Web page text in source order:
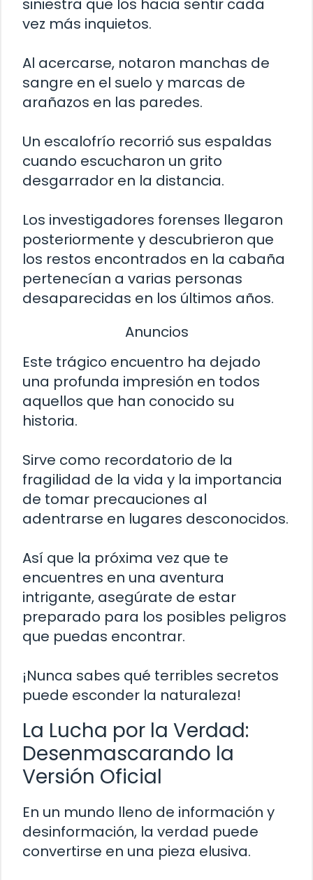
siniestra que los hacia sentir cada
vez más inquietos.
Al acercarse, notaron manchas de
sangre en el suelo y marcas de
arañazos en las paredes.
Un escalofrío recorrió sus espaldas
cuando escucharon un grito
desgarrador en la distancia.
Los investigadores forenses llegaron
posteriormente y descubrieron que
los restos encontrados en la cabaña
pertenecían a varias personas
desaparecidas en los últimos años.
Anuncios
Este trágico encuentro ha dejado
una profunda impresión en todos
aquellos que han conocido su
historia.
Sirve como recordatorio de la
fragilidad de la vida y la importancia
de tomar precauciones al
adentrarse en lugares desconocidos.
Así que la próxima vez que te
encuentres en una aventura
intrigante, asegúrate de estar
preparado para los posibles peligros
que puedas encontrar.
¡Nunca sabes qué terribles secretos
puede esconder la naturaleza!
La Lucha por la Verdad:
Desenmascarando la
Versión Oficial
En un mundo lleno de información y
desinformación, la verdad puede
convertirse en una pieza elusiva.